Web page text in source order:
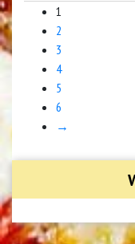
1
2
3
4
5
6
→